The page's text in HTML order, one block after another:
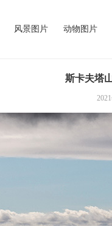
风景图片 动物图片
斯卡夫塔